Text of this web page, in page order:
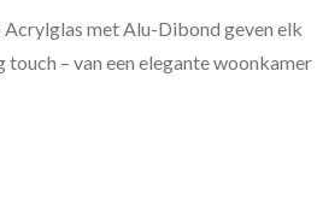
met Alu-Dibond geven elk
– van een elegante woonkamer